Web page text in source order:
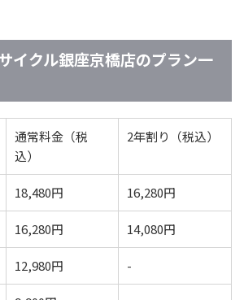
イクル銀座京橋店のプラン一
通常料金（税
込）
2年割り（税込）
18,480円 16,280円
16,280円 14,080円
12,980円 -